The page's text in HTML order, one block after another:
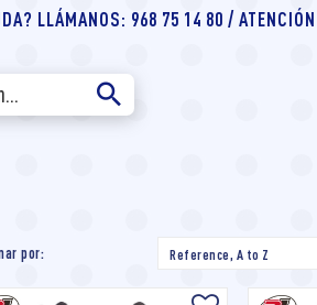
LLÁMANOS: 968 75 14 80 /
por: Reference, A to Z